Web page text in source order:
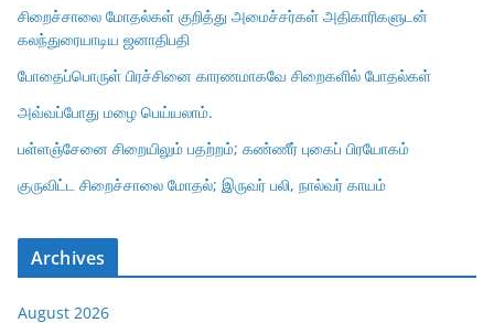
சிறைச்சாலை மோதல்கள் குறித்து அமைச்சர்கள் அதிகாரிகளுடன்
கலந்துரையாடிய ஜனாதிபதி
போதைப்பொருள் பிரச்சினை காரணமாகவே சிறைகளில் போதல்கள்
அவ்வப்போது மழை பெய்யலாம்.
பள்ளஞ்சேனை சிறையிலும் பதற்றம்; கண்ணீர் புகைப் பிரயோகம்
குருவிட்ட சிறைச்சாலை மோதல்; இருவர் பலி, நால்வர் காயம்
Archives
August 2026